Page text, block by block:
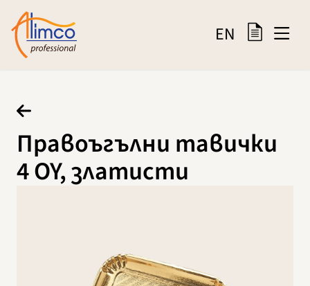
EN
Правоъгълни тавички
4 OY, златисти